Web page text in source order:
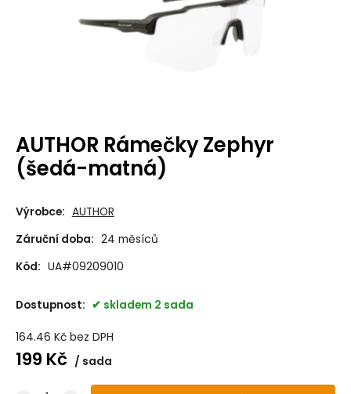
AUTHOR Rámečky Zephyr
(šedá-matná)
Výrobce: AUTHOR
Záruční doba: 24 měsíců
Kód: UA#09209010
Dostupnost: skladem 2 sada
164.46 Kč bez DPH
199 Kč sada